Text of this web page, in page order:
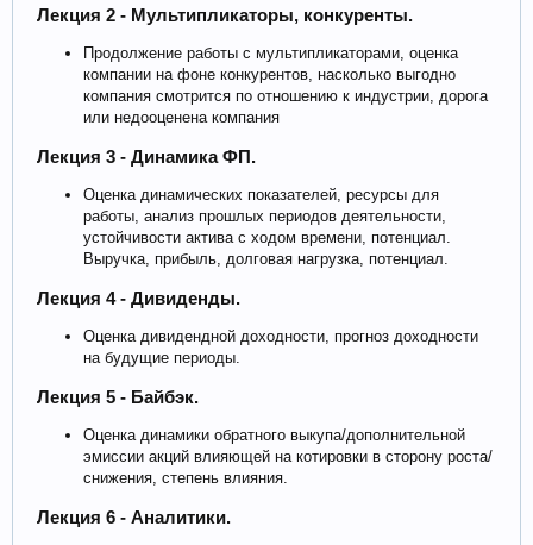
Лекция 2 - Мультипликаторы, конкуренты.
Продолжение работы с мультипликаторами, оценка
компании на фоне конкурентов, насколько выгодно
компания смотрится по отношению к индустрии, дорога
или недооценена компания
Лекция 3 - Динамика ФП.
Оценка динамических показателей, ресурсы для
работы, анализ прошлых периодов деятельности,
устойчивости актива с ходом времени, потенциал.
Выручка, прибыль, долговая нагрузка, потенциал.
Лекция 4 - Дивиденды.
Оценка дивидендной доходности, прогноз доходности
на будущие периоды.
Лекция 5 - Байбэк.
Оценка динамики обратного выкупа/дополнительной
эмиссии акций влияющей на котировки в сторону роста/
снижения, степень влияния.
Лекция 6 - Аналитики.